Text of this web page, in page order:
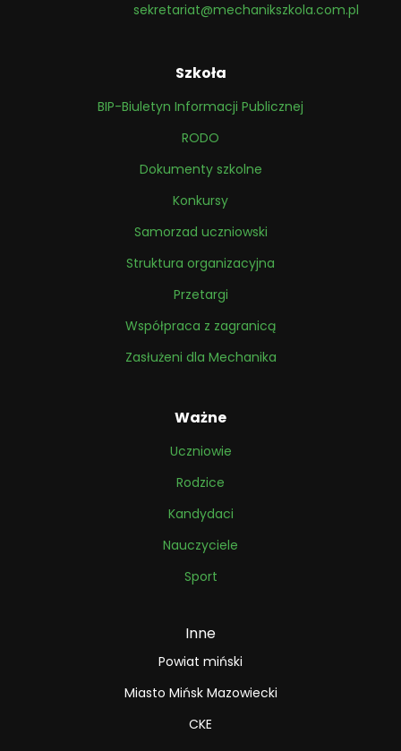
sekretariat@mechanikszkola.com.pl
Szkoła
BIP-Biuletyn Informacji Publicznej
RODO
Dokumenty szkolne
Konkursy
Samorzad uczniowski
Struktura organizacyjna
Przetargi
Współpraca z zagranicą
Zasłużeni dla Mechanika
Ważne
Uczniowie
Rodzice
Kandydaci
Nauczyciele
Sport
Inne
Powiat miński
Miasto Mińsk Mazowiecki
CKE